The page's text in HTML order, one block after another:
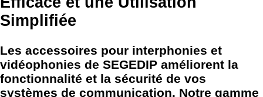
Simplifiée
Les accessoires pour interphonies et
vidéophonies de SEGEDIP améliorent la
fonctionnalité et la sécurité de vos
systèmes de communication. Notre gamme